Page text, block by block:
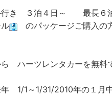
行き ３泊４日～ 最長６
のパッケージご購入の
ハーツレンタカーを無料
1/1～1/31/2010年の１月中